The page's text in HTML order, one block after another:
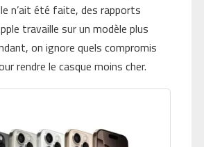
n’ait été faite, des rapports
travaille sur un modèle plus
on ignore quels compromis
rendre le casque moins cher.